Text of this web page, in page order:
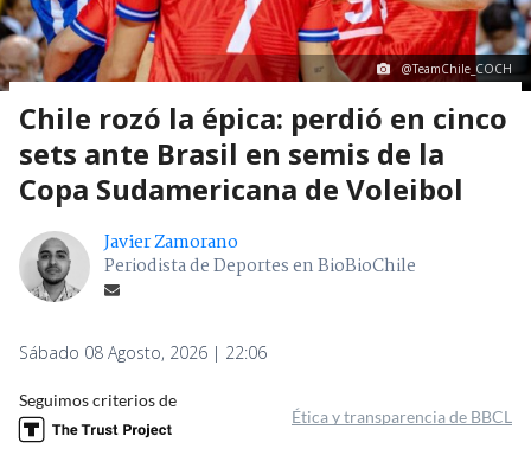
@TeamChile_COCH
Chile rozó la épica: perdió en cinco
sets ante Brasil en semis de la
Copa Sudamericana de Voleibol
Javier Zamorano
Periodista de Deportes en BioBioChile
Sábado 08 Agosto, 2026 | 22:06
Seguimos criterios de
Ética y transparencia de BBCL